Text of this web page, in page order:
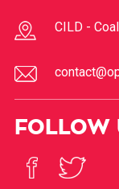
CILD -
FOLLOW